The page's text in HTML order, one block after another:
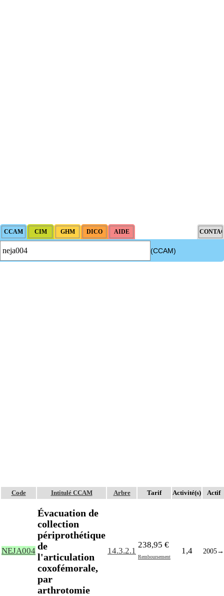
(CCAM)
Code Intitulé CCAM Arbre Tarif Activité(s) Actif
NEJA004
Évacuation de
collection
périprothétique
de
l'articulation
coxofémorale,
par
arthrotomie
14.3.2.1
238,95 €
Remboursement
1,4 2005→